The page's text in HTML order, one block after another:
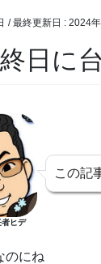
/ 最終更新日 :2024
日に
者ヒデ
この記
のにね